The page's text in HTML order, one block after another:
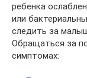
ребенка
или
следить за
Обращаться за
симптомах: